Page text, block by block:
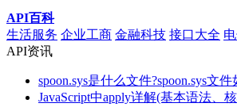
API百科
生活服务 企业工商 金融科技 接口大全
API资讯
spoon.sys是什么文件?spoon.sys文
JavaScript中apply详解(基本语法、